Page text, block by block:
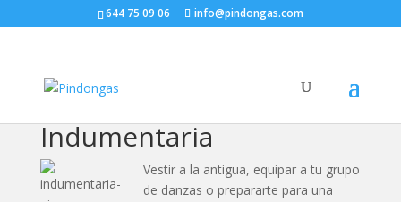
644 75 09 06 info@pindongas.com
Indumentaria
Vestir a la antigua, equipar a tu grupo
de danzas o prepararte para una